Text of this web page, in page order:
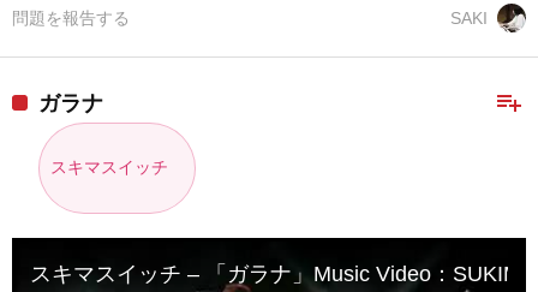
SAKI
問題を報告する
playlist_add
ガラナ
スキマスイッチ
スキマスイッチ – 「ガラナ」Music Video：